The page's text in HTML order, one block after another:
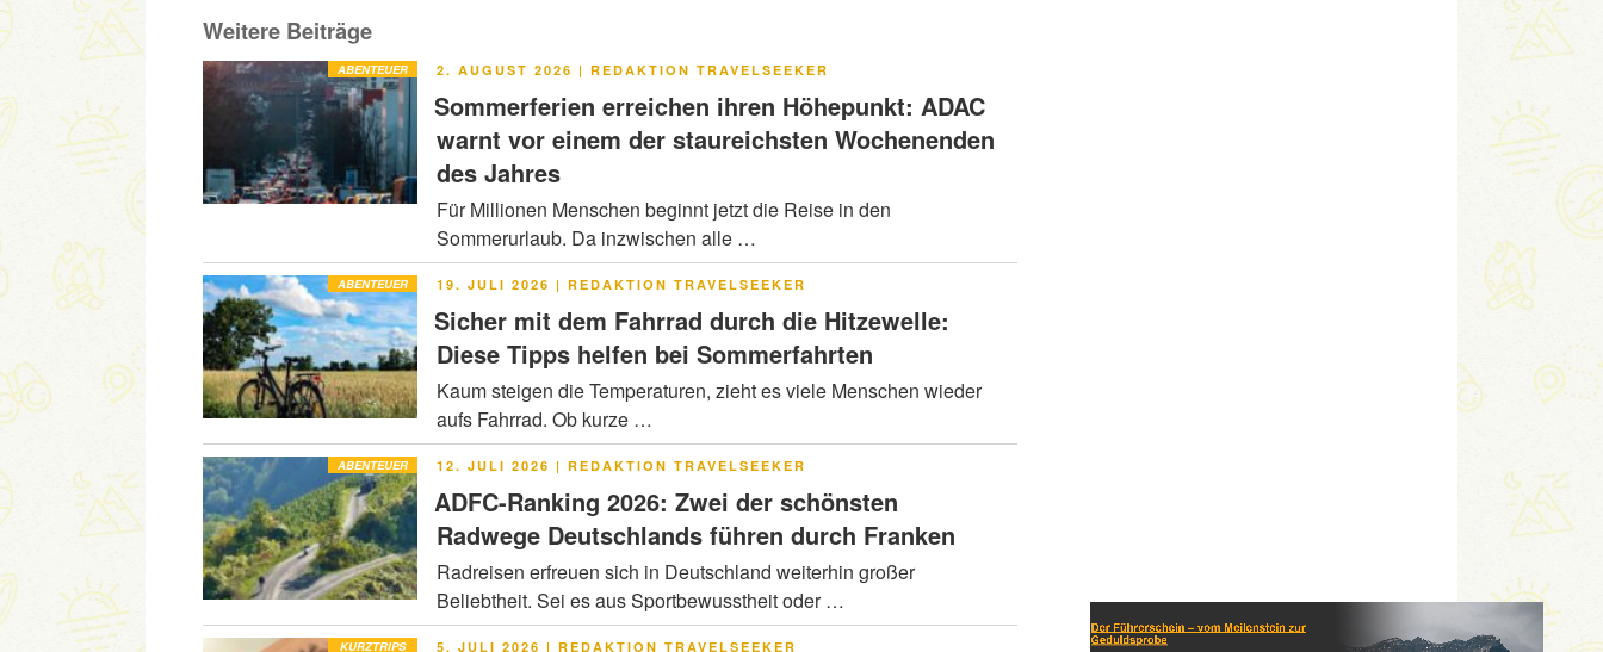
Link Embed
Weitere Beiträge
ABENTEUER
VERÖFFENTLICHT
2. AUGUST 2026 | REDAKTION TRAVELSEEKER
Sommerferien erreichen ihren Höhepunkt: ADAC
warnt vor einem der staureichsten Wochenenden
des Jahres
Für Millionen Menschen beginnt jetzt die Reise in den
Sommerurlaub. Da inzwischen alle …
ABENTEUER
VERÖFFENTLICHT
19. JULI 2026 | REDAKTION TRAVELSEEKER
Sicher mit dem Fahrrad durch die Hitzewelle:
Diese Tipps helfen bei Sommerfahrten
Kaum steigen die Temperaturen, zieht es viele Menschen wieder
aufs Fahrrad. Ob kurze …
ABENTEUER
VERÖFFENTLICHT
12. JULI 2026 | REDAKTION TRAVELSEEKER
ADFC-Ranking 2026: Zwei der schönsten
Radwege Deutschlands führen durch Franken
Radreisen erfreuen sich in Deutschland weiterhin großer
Beliebtheit. Sei es aus Sportbewusstheit oder …
KURZTRIPS VERÖFFENTLICHT
5. JULI 2026 | REDAKTION TRAVELSEEKER